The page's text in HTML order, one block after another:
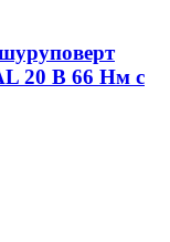
20 В 66 Нм с